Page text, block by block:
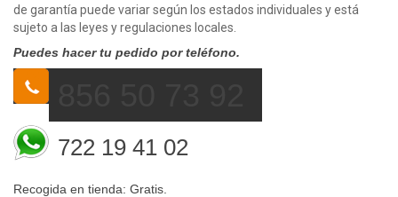
de garantía puede variar según los estados individuales y está
sujeto a las leyes y regulaciones locales.
Puedes hacer tu pedido por teléfono.
722 19 41 02
Recogida en tienda: Gratis.